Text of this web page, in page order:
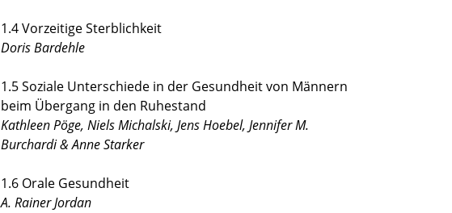
1.4 Vorzeitige Sterblichkeit
Doris Bardehle
1.5 Soziale Unterschiede in der Gesundheit von Männern
beim Übergang in den Ruhestand
Kathleen Pöge, Niels Michalski, Jens Hoebel, Jennifer M.
Burchardi & Anne Starker
1.6 Orale Gesundheit
A. Rainer Jordan